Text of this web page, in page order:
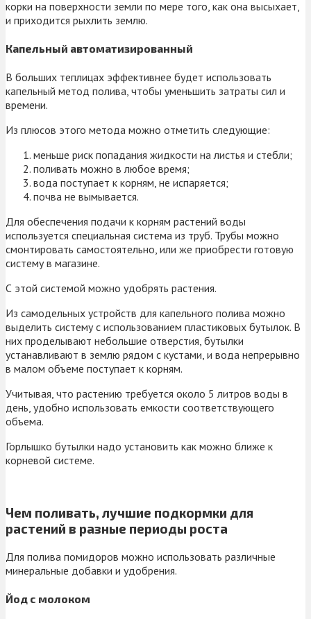
корки на поверхности земли по мере того, как она высыхает,
и приходится рыхлить землю.
Капельный автоматизированный
В больших теплицах эффективнее будет использовать
капельный метод полива, чтобы уменьшить затраты сил и
времени.
Из плюсов этого метода можно отметить следующие:
меньше риск попадания жидкости на листья и стебли;
поливать можно в любое время;
вода поступает к корням, не испаряется;
почва не вымывается.
Для обеспечения подачи к корням растений воды
используется специальная система из труб. Трубы можно
смонтировать самостоятельно, или же приобрести готовую
систему в магазине.
С этой системой можно удобрять растения.
Из самодельных устройств для капельного полива можно
выделить систему с использованием пластиковых бутылок. В
них проделывают небольшие отверстия, бутылки
устанавливают в землю рядом с кустами, и вода непрерывно
в малом объеме поступает к корням.
Учитывая, что растению требуется около 5 литров воды в
день, удобно использовать емкости соответствующего
объема.
Горлышко бутылки надо установить как можно ближе к
корневой системе.
Чем поливать, лучшие подкормки для
растений в разные периоды роста
Для полива помидоров можно использовать различные
минеральные добавки и удобрения.
Йод с молоком